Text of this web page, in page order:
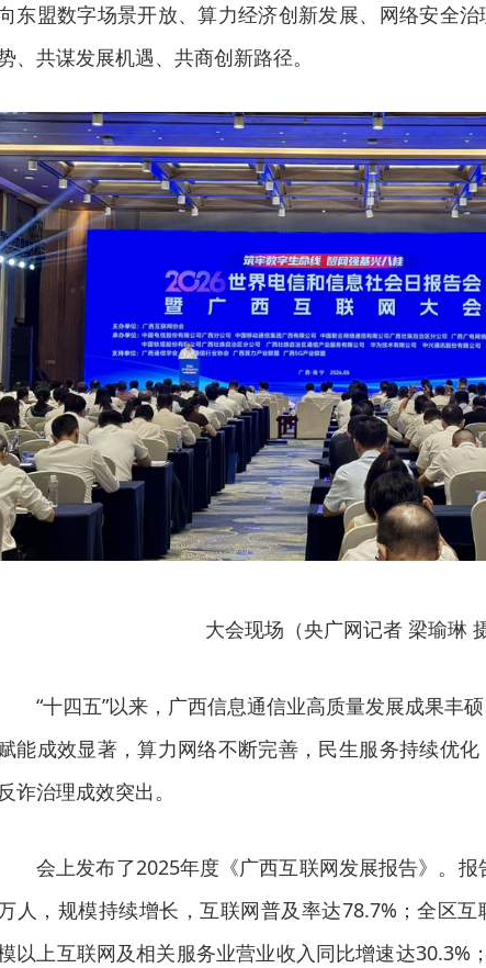
东盟数字场景开放、算力经济创新发展、网络安全
、共谋发展机遇、共商创新路径。
大会现场（央广网记者 梁瑜琳
“十四五”以来，广西信息通信业高质量发展成果丰
能成效显著，算力网络不断完善，民生服务持续优化
反诈治理成效突出。
会上发布了2025年度《广西互联网发展报告》。
人，规模持续增长，互联网普及率达78.7%；全区
以上互联网及相关服务业营业收入同比增速达30.3%